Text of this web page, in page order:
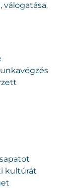
válogatása,
kultúrát